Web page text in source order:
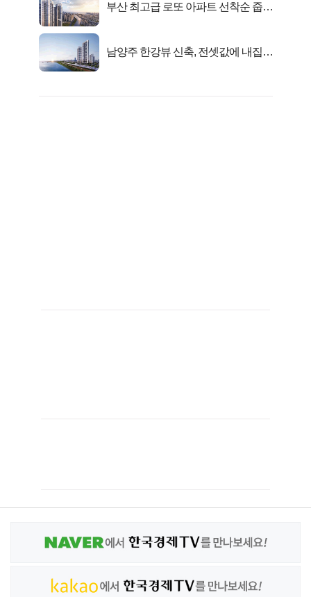
부산 최고급 로또 아파트 선착순 줍줍
남양주 한강뷰 신축, 전셋값에 내집마